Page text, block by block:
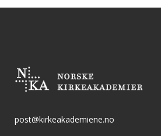
post@kirkeakademiene.no